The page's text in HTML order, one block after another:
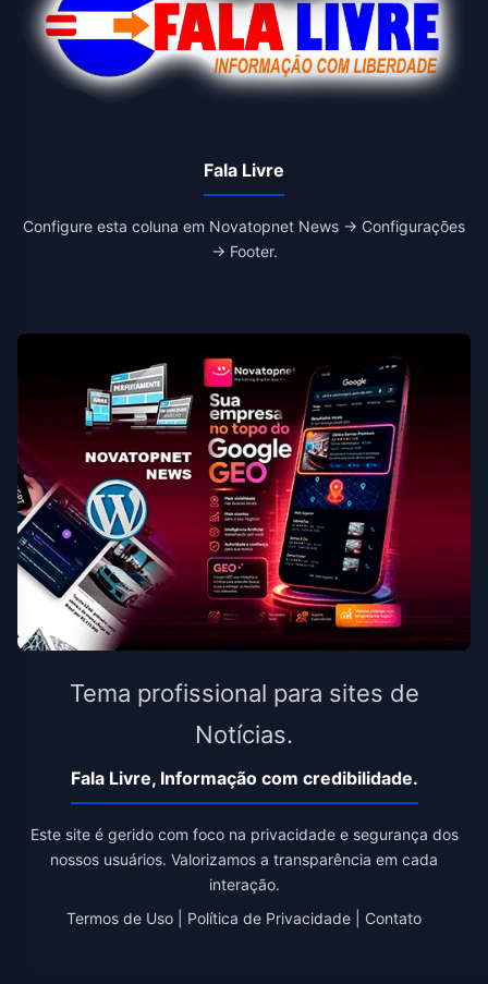
Fala Livre
Configure esta coluna em Novatopnet News → Configurações
→ Footer.
Tema profissional para sites de
Notícias.
Fala Livre, Informação com credibilidade.
Este site é gerido com foco na privacidade e segurança dos
nossos usuários. Valorizamos a transparência em cada
interação.
Termos de Uso
Política de Privacidade Contato